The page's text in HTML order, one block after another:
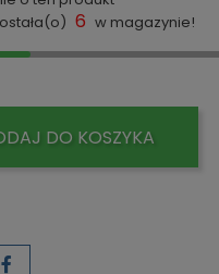
6 w magazynie!
DO KOSZYKA